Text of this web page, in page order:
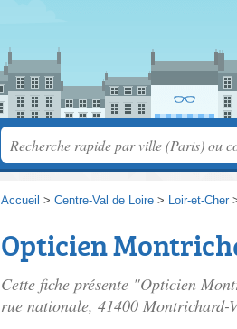
Accueil > Centre-Val de Loire > Loir-et-Cher
Opticien
Cette fiche présente "Opticien
rue nationale, 41400 Montrichard-